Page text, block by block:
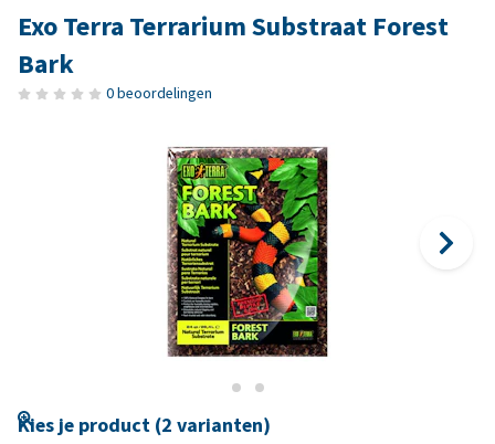
Exo Terra Terrarium Substraat Forest
Bark
0 beoordelingen
Kies je product (2 varianten)